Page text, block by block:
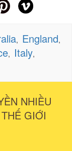
, England,
, Italy,
NHIỀU
GIỚI